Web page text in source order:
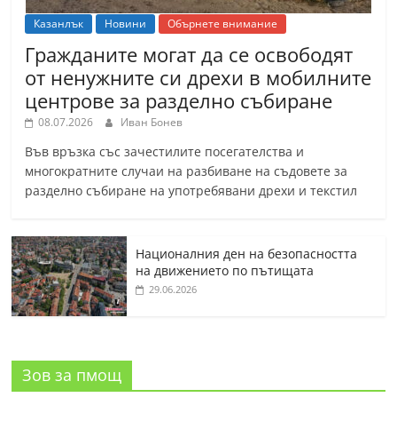
Казанлък Новини Обърнете внимание
Гражданите могат да се освободят
от ненужните си дрехи в мобилните
центрове за разделно събиране
08.07.2026 Иван Бонев
Във връзка със зачестилите посегателства и
многократните случаи на разбиване на съдовете за
разделно събиране на употребявани дрехи и текстил
Националния ден на безопасността
на движението по пътищата
29.06.2026
Зов за пмощ